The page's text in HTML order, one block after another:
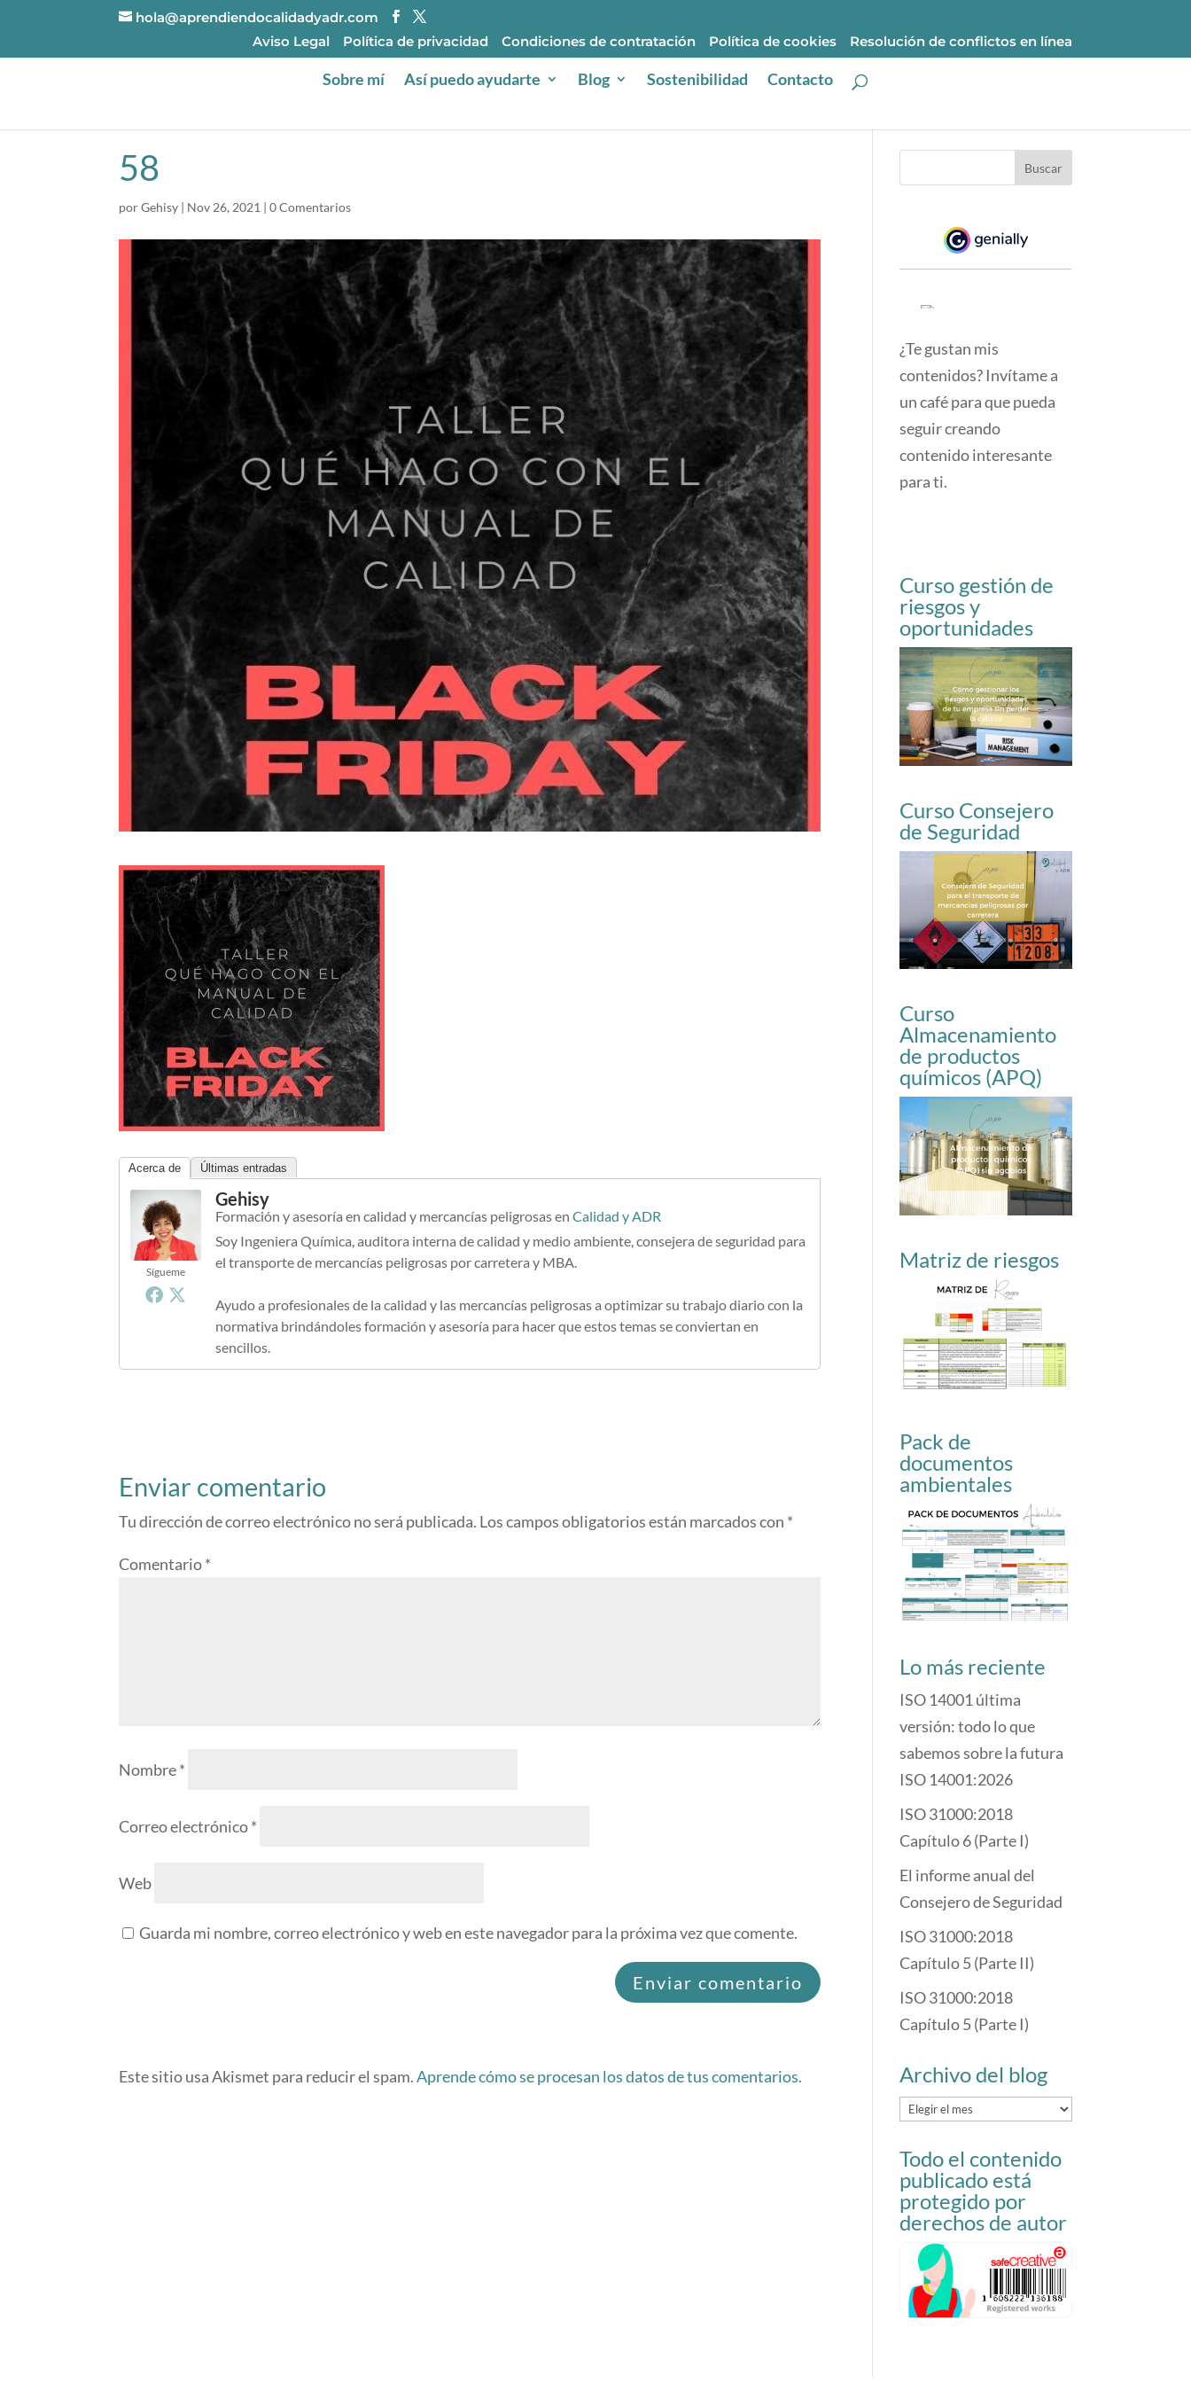
hola@aprendiendocalidadyadr.com
Aviso Legal
Política de privacidad Condiciones de contratación Política de cookies Resolución de conflictos en línea
Sobre mí Así puedo ayudarte Blog Sostenibilidad Contacto
58
porGehisy | Nov 26, 2021 |0 Comentarios
Acerca de Últimas entradas
Sígueme
Gehisy
Formación y asesoría en calidad y mercancías peligrosasenCalidad y ADR
Soy Ingeniera Química, auditora interna de calidad y medio ambiente, consejera de seguridad para
el transporte de mercancías peligrosas por carretera y MBA.
Ayudo a profesionales de la calidad y las mercancías peligrosas a optimizar su trabajo diario con la
normativa brindándoles formación y asesoría para hacer que estos temas se conviertan en
sencillos.
Enviar comentario
Tu dirección de correo electrónico no será publicada. Los campos obligatorios están marcados con *
Comentario*
Nombre*
Correo electrónico*
Web
Guarda mi nombre, correo electrónico y web en este navegador para la próxima vez que comente.
Este sitio usa Akismet para reducir el spam.Aprende cómo se procesan los datos de tus comentarios.
¿Te gustan mis
contenidos? Invítame a
un café para que pueda
seguir creando
contenido interesante
para ti.
Curso gestión de
riesgos y
oportunidades
Curso Consejero
de Seguridad
Curso
Almacenamiento
de productos
químicos (APQ)
Matriz de riesgos
Pack de
documentos
ambientales
Lo más reciente
ISO 14001 última
versión: todo lo que
sabemos sobre la futura
ISO 14001:2026
ISO 31000:2018
Capítulo 6 (Parte I)
El informe anual del
Consejero de Seguridad
ISO 31000:2018
Capítulo 5 (Parte II)
ISO 31000:2018
Capítulo 5 (Parte I)
Archivo del blog
Archivo
blog
Todo el contenido
publicado está
protegido por
derechos de autor